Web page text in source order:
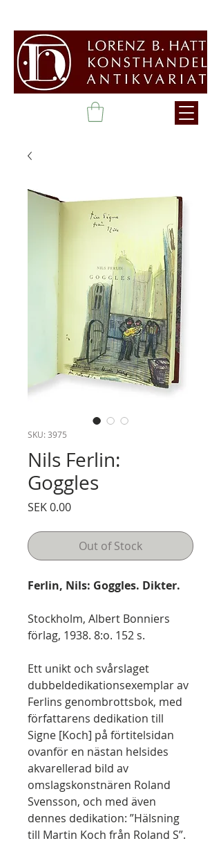
SKU: 3975
Nils Ferlin:
Goggles
SEK 0.00Price
Out of Stock
Ferlin, Nils: Goggles. Dikter.
Stockholm, Albert Bonniers
förlag, 1938. 8:o. 152 s.
Ett unikt och svårslaget
dubbeldedikationsexemplar av
Ferlins genombrottsbok, med
författarens dedikation till
Signe [Koch] på förtitelsidan
ovanför en nästan helsides
akvarellerad bild av
omslagskonstnären Roland
Svensson, och med även
dennes dedikation: ”Hälsning
till Martin Koch från Roland S”.